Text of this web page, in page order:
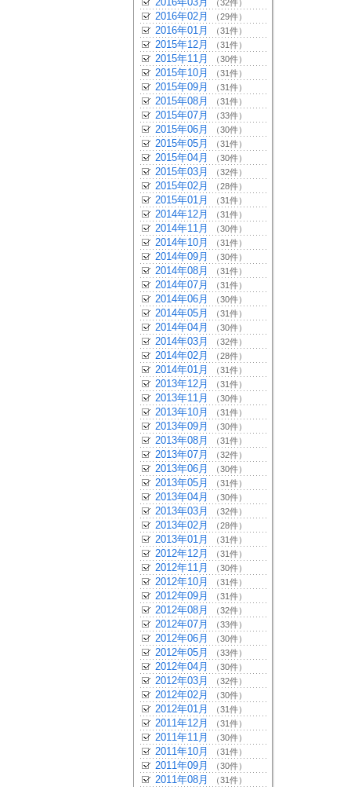
（32件）
2016年02月 （29件）
2016年01月 （31件）
2015年12月 （31件）
2015年11月 （30件）
2015年10月 （31件）
2015年09月 （31件）
2015年08月 （31件）
2015年07月 （33件）
2015年06月 （30件）
2015年05月 （31件）
2015年04月 （30件）
2015年03月 （32件）
2015年02月 （28件）
2015年01月 （31件）
2014年12月 （31件）
2014年11月 （30件）
2014年10月 （31件）
2014年09月 （30件）
2014年08月 （31件）
2014年07月 （31件）
2014年06月 （30件）
2014年05月 （31件）
2014年04月 （30件）
2014年03月 （32件）
2014年02月 （28件）
2014年01月 （31件）
2013年12月 （31件）
2013年11月 （30件）
2013年10月 （31件）
2013年09月 （30件）
2013年08月 （31件）
2013年07月 （32件）
2013年06月 （30件）
2013年05月 （31件）
2013年04月 （30件）
2013年03月 （32件）
2013年02月 （28件）
2013年01月 （31件）
2012年12月 （31件）
2012年11月 （30件）
2012年10月 （31件）
2012年09月 （31件）
2012年08月 （32件）
2012年07月 （33件）
2012年06月 （30件）
2012年05月 （33件）
2012年04月 （30件）
2012年03月 （32件）
2012年02月 （30件）
2012年01月 （31件）
2011年12月 （31件）
2011年11月 （30件）
2011年10月 （31件）
2011年09月 （30件）
2011年08月 （31件）